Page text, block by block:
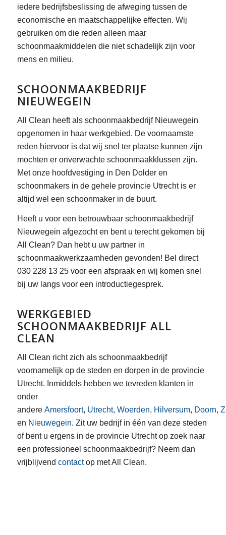
iedere bedrijfsbeslissing de afweging tussen de
economische en maatschappelijke effecten. Wij
gebruiken om die reden alleen maar
schoonmaakmiddelen die niet schadelijk zijn voor
mens en milieu.
SCHOONMAAKBEDRIJF
NIEUWEGEIN
All Clean heeft als schoonmaakbedrijf Nieuwegein
opgenomen in haar werkgebied. De voornaamste
reden hiervoor is dat wij snel ter plaatse kunnen zijn
mochten er onverwachte schoonmaakklussen zijn.
Met onze hoofdvestiging in Den Dolder en
schoonmakers in de gehele provincie Utrecht is er
altijd wel een schoonmaker in de buurt.
Heeft u voor een betrouwbaar schoonmaakbedrijf
Nieuwegein afgezocht en bent u terecht gekomen bij
All Clean? Dan hebt u uw partner in
schoonmaakwerkzaamheden gevonden! Bel direct
030 228 13 25 voor een afspraak en wij komen snel
bij uw langs voor een introductiegesprek.
WERKGEBIED
SCHOONMAAKBEDRIJF ALL
CLEAN
All Clean richt zich als schoonmaakbedrijf
voornamelijk op de steden en dorpen in de provincie
Utrecht. Inmiddels hebben we tevreden klanten in
onder
andere Amersfoort, Utrecht, Woerden, Hilversum, Doorn,
en Nieuwegein. Zit uw bedrijf in één van deze steden
of bent u ergens in de provincie Utrecht op zoek naar
een professioneel schoonmaakbedrijf? Neem dan
vrijblijvend contactop met All Clean.